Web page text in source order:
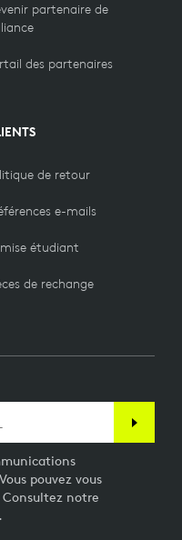
partenaire de
des partenaires
de retour
e-mails
étudiant
de rechange
pouvez vous
notre
.